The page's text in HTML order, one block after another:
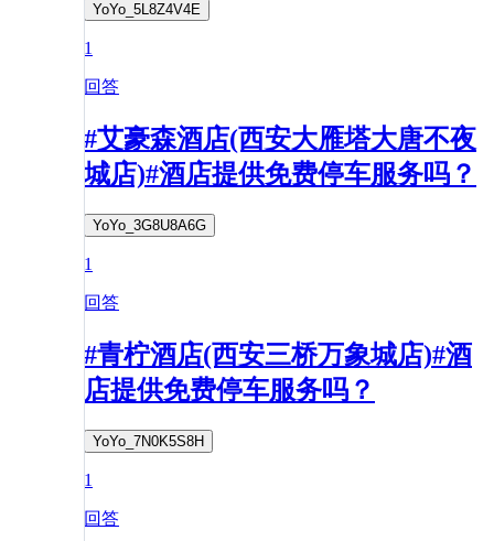
YoYo_5L8Z4V4E
1
回答
#艾豪森酒店(西安大雁塔大唐不夜
城店)#酒店提供免费停车服务吗？
YoYo_3G8U8A6G
1
回答
#青柠酒店(西安三桥万象城店)#酒
店提供免费停车服务吗？
YoYo_7N0K5S8H
1
回答